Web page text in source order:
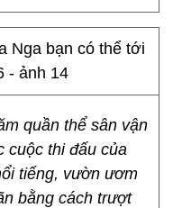
quần thể sân vận
cuộc thi đấu của
tiếng, vườn ươm
bằng cách trượt